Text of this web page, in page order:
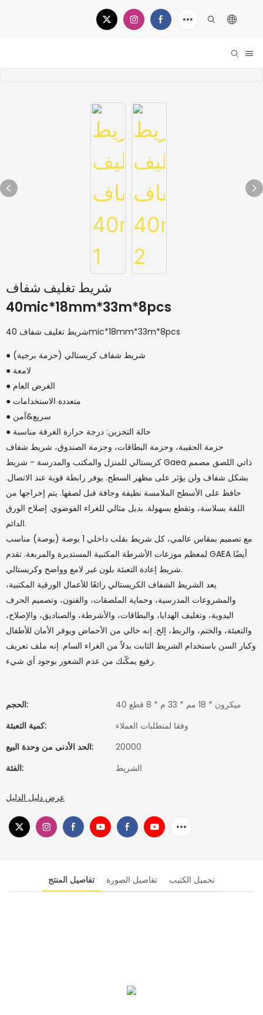
شريط تغليف شفاف
40mic*18mm*33m*8pcs
شريط تغليف شفاف 40mic*18mm*33m*8pcs
● شريط شفاف كريستالي (حزمة برجية)
● لامعة
● الغرض العام
● متعددة الاستخدامات
● سريع&آمن
● حالة التخزين: درجة حرارة الغرفة مناسبة
حزمة الحقيبة، وحزمة البطاقات، وحزمة الصندوق، شريط شفاف
كريستالي للمنزل والمكتب والمدرسة - شريط Gaea ذاتي اللصق مصمم
بشكل شفاف ولن يؤثر على مظهر السطح. يوفر رابطة قوية عند الاتصال.
حافظ على الأسطح الملامسة نظيفة وجافة قبل لصقها. يتم إخراجها من
اللفة بسلاسة، وتقطع بسهولة. بديل مثالي للغراء الفوضوي. إصلاح الورق
الدائم.
مع تصميم بمقاس عالمي، كل شريط بقلب داخلي 1 بوصة (بوصة) مناسب
لمعظم موزعات الأشرطة المكتبية المستديرة والمربعة. تقدم GAEA أيضًا
شريط إعادة التعبئة بلون غير لامع وواضح وكريستالي.
يعد الشريط الشفاف الكريستالي رائعًا للأعمال الورقية المكتبية،
والمشروعات المدرسية، وحماية الملصقات، والفنون، وتصميم الحرف
اليدوية، وتغليف الهدايا، والبطاقات، والأشرطة، والصناديق، والإصلاح،
والتعبئة، والختم، والربط، إلخ. إنه خالي من الأحماض ويوفر الأمان للأطفال
وكبار السن باستخدام الشريط الثابت بدلاً من الغراء السام. إنه ملف تعريف
رفيع يمكّنك من عدم الشعور بوجود أي شيء.
الحجم:
40 ميكرون * 18 مم * 33 م * 8 قطع
كمية التعبئة:
وفقا لمتطلبات العملاء
الحد الأدنى من وحدة البيع:
20000
الفئة:
الشريط
عرض دليل الدليل
تفاصيل المنتج تفاصيل الصورة تحميل الكتيب